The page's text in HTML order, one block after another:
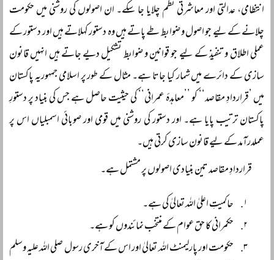
انتظامی، عدالتی اور معاشرتی نظم چلایا جا سکے۔ ان اصولوں کی روشنی میں حکومت
چلانے کے لیے جو اصول و ضوابط طے پاتے ہیں وہ دستور کہلاتے ہیں اور دستور کے
عملی اطلاق و تنفیذ کے لیے جو قوانین و ضوابط تشکیل دیے جاتے ہیں انہیں قانون
سازی کے دائرے میں شمار کیا جاتا ہے۔ مثال کے طور پر اسلامی جمہوریہ پاکستان
میں ’قراردادِ مقاصد‘‘ کو ’’معاہدۂ عمرانی‘‘ کی حیثیت حاصل ہے جس کی بنیاد پر دستورِ
پاکستان ترتیب پایا ہے۔ اور دستور کی روشنی میں قومی اور صوبائی اسمبلیاں اس پر
عملدرآمد کے لیے قانون سازی کرتی ہیں۔
قراردادِ مقاصد تین بنیادی اصولوں پر مشتمل ہے۔
حاکمیتِ اعلیٰ اللہ تعالیٰ کی ہے۔
حکمرانی کا حق عوام کے منتخب نمائندوں کو ہے۔
حکومت اور پارلیمنٹ اللہ تعالیٰ اور اس کے آخری رسول صلی اللہ علیہ وسلم